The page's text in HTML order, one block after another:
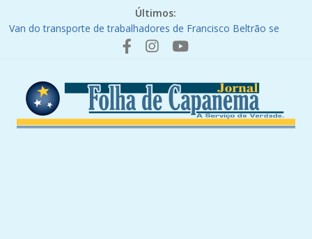
Últimos:
Van do transporte de trabalhadores de Francisco Beltrão se
fugir de abordagem policial
Colisão entre três veículos deixa feridos na PR-180
ROTAM e Receita Federal apreendem carregamento de vinho